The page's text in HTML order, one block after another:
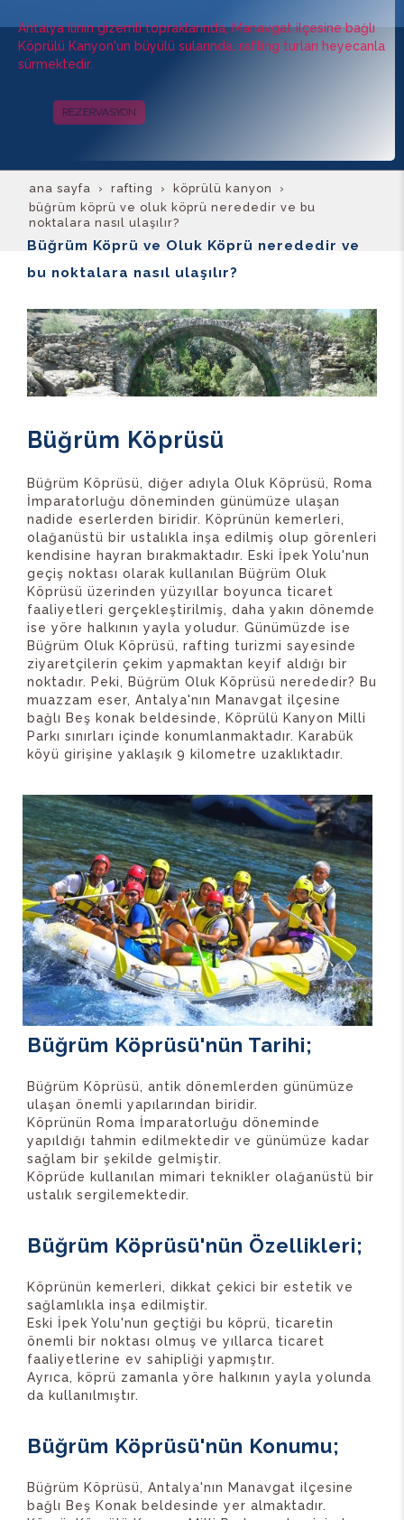
Antalya ilinin gizemli topraklarında, Manavgat ilçesine bağlı
Köprülü Kanyon'un büyülü sularında, rafting turları heyecanla
sürmektedir.
REZERVASYON KAMPANYALAR
ana sayfa rafti̇ng
köprülü kanyon
büğrüm köprü ve oluk köprü nerededir ve bu
noktalara nasıl ulaşılır?
Büğrüm Köprü ve Oluk Köprü nerededir ve
bu noktalara nasıl ulaşılır?
Büğrüm Köprüsü
Büğrüm Köprüsü, diğer adıyla Oluk Köprüsü, Roma
İmparatorluğu döneminden günümüze ulaşan
nadide eserlerden biridir. Köprünün kemerleri,
olağanüstü bir ustalıkla inşa edilmiş olup görenleri
kendisine hayran bırakmaktadır. Eski İpek Yolu'nun
geçiş noktası olarak kullanılan Büğrüm Oluk
Köprüsü üzerinden yüzyıllar boyunca ticaret
faaliyetleri gerçekleştirilmiş, daha yakın dönemde
ise yöre halkının yayla yoludur. Günümüzde ise
Büğrüm Oluk Köprüsü, rafting turizmi sayesinde
ziyaretçilerin çekim yapmaktan keyif aldığı bir
noktadır. Peki, Büğrüm Oluk Köprüsü nerededir? Bu
muazzam eser, Antalya'nın Manavgat ilçesine
bağlı Beş konak beldesinde, Köprülü Kanyon Milli
Parkı sınırları içinde konumlanmaktadır. Karabük
köyü girişine yaklaşık 9 kilometre uzaklıktadır.
Büğrüm Köprüsü'nün Tarihi;
Büğrüm Köprüsü, antik dönemlerden günümüze
ulaşan önemli yapılarından biridir.
Köprünün Roma İmparatorluğu döneminde
yapıldığı tahmin edilmektedir ve günümüze kadar
sağlam bir şekilde gelmiştir.
Köprüde kullanılan mimari teknikler olağanüstü bir
ustalık sergilemektedir.
Büğrüm Köprüsü'nün Özellikleri;
Köprünün kemerleri, dikkat çekici bir estetik ve
sağlamlıkla inşa edilmiştir.
Eski İpek Yolu'nun geçtiği bu köprü, ticaretin
önemli bir noktası olmuş ve yıllarca ticaret
faaliyetlerine ev sahipliği yapmıştır.
Ayrıca, köprü zamanla yöre halkının yayla yolunda
da kullanılmıştır.
Büğrüm Köprüsü'nün Konumu;
Büğrüm Köprüsü, Antalya'nın Manavgat ilçesine
bağlı Beş Konak beldesinde yer almaktadır.